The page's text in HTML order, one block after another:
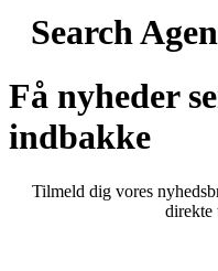
Search
Få nyheder
indbakke
Tilmeld dig vores
direkte